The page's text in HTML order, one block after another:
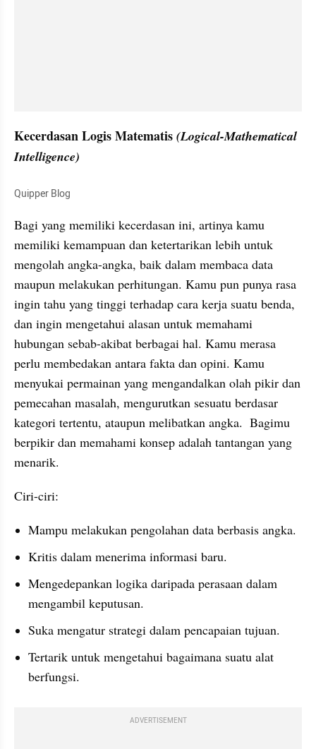
Kecerdasan Logis Matematis (Logical-Mathematical
Intelligence)
Quipper Blog
Bagi yang memiliki kecerdasan ini, artinya kamu
memiliki kemampuan dan ketertarikan lebih untuk
mengolah angka-angka, baik dalam membaca data
maupun melakukan perhitungan. Kamu pun punya rasa
ingin tahu yang tinggi terhadap cara kerja suatu benda,
dan ingin mengetahui alasan untuk memahami
hubungan sebab-akibat berbagai hal. Kamu merasa
perlu membedakan antara fakta dan opini. Kamu
menyukai permainan yang mengandalkan olah pikir dan
pemecahan masalah, mengurutkan sesuatu berdasar
kategori tertentu, ataupun melibatkan angka.  Bagimu
berpikir dan memahami konsep adalah tantangan yang
menarik.
Ciri-ciri:
Mampu melakukan pengolahan data berbasis angka.
Kritis dalam menerima informasi baru.
Mengedepankan logika daripada perasaan dalam
mengambil keputusan.
Suka mengatur strategi dalam pencapaian tujuan.
Tertarik untuk mengetahui bagaimana suatu alat
berfungsi.
ADVERTISEMENT